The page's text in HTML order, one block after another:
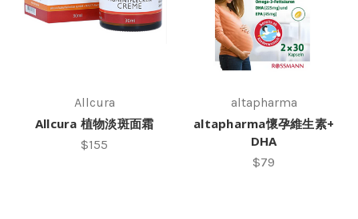
Allcura
Allcura 植物淡斑面霜
$155
altapharma
altapharma懷孕維生素+
DHA
$79